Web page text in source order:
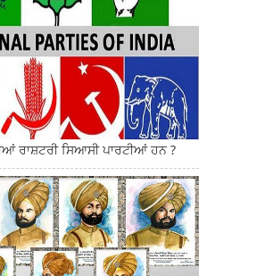
ਰਾਸ਼ਟਰੀ ਸਿਆਸੀ ਪਾਰਟੀਆਂ ਹਨ ?